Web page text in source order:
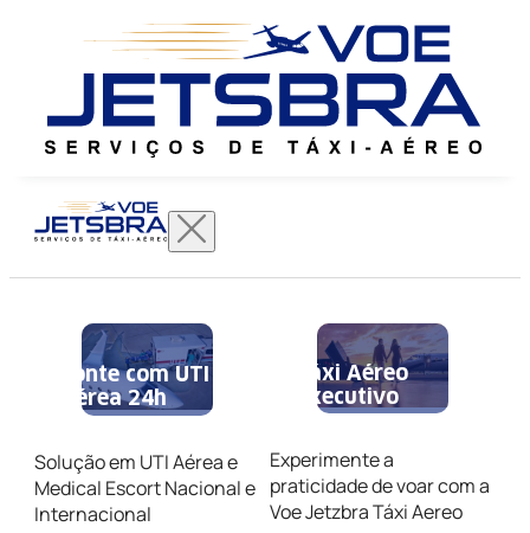
Conte com UTI
Aérea 24h
Solução em UTI Aérea e
Medical Escort Nacional e
Internacional
Táxi Aéreo
Executivo
Experimente a
praticidade de voar com a
Voe Jetzbra Táxi Aereo